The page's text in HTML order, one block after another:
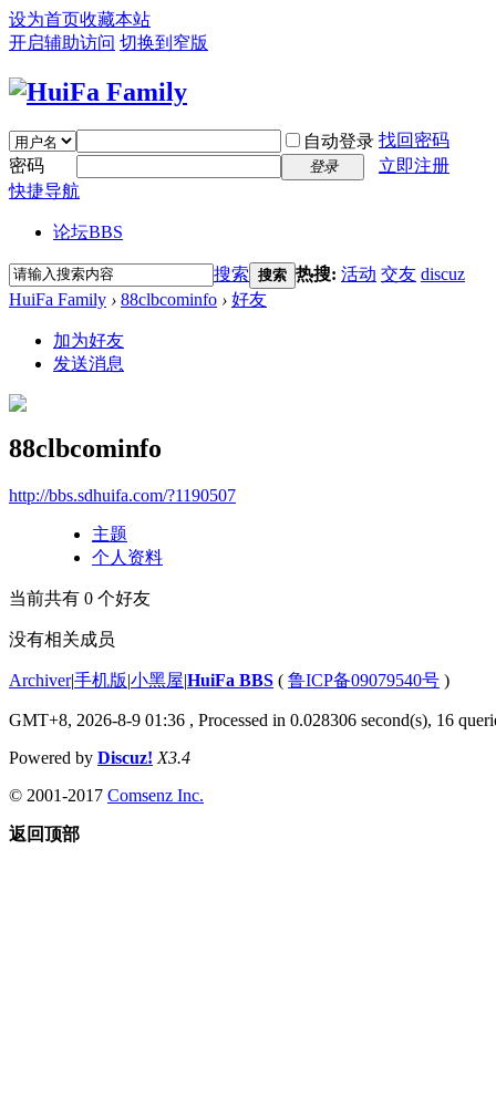
设为首页收藏本站
开启辅助访问 切换到窄版
自动登录 找回密码
密码
登录
立即注册
快捷导航
论坛BBS
搜索 搜索 热搜: 活动 交友 discuz
HuiFa Family › 88clbcominfo › 好友
加为好友
发送消息
88clbcominfo
http://bbs.sdhuifa.com/?1190507
主题
个人资料
当前共有 0 个好友
没有相关成员
Archiver|手机版|小黑屋|HuiFa BBS ( 鲁ICP备09079540号 )
GMT+8, 2026-8-9 01:36 , Processed in 0.028306 second(s), 16
Powered by Discuz! X3.4
© 2001-2017 Comsenz Inc.
返回顶部